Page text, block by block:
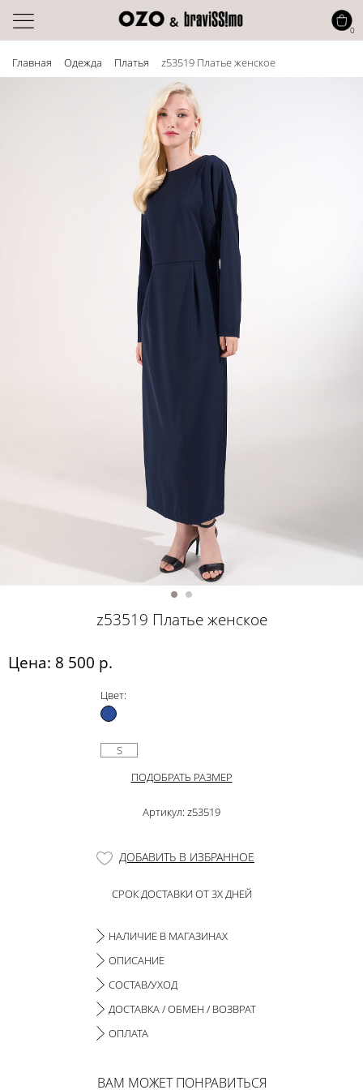
Главная Одежда Платья z53519 Платье женское
z53519 Платье женское
Цена: 8 500 р.
Цвет:
S
ПОДОБРАТЬ РАЗМЕР
Артикул: z53519
ДОБАВИТЬ В ИЗБРАННОЕ
СРОК ДОСТАВКИ ОТ 3Х ДНЕЙ
НАЛИЧИЕ В МАГАЗИНАХ
ОПИСАНИЕ
СОСТАВ/УХОД
ДОСТАВКА / ОБМЕН / ВОЗВРАТ
ОПЛАТА
ВАМ МОЖЕТ ПОНРАВИТЬСЯ
0